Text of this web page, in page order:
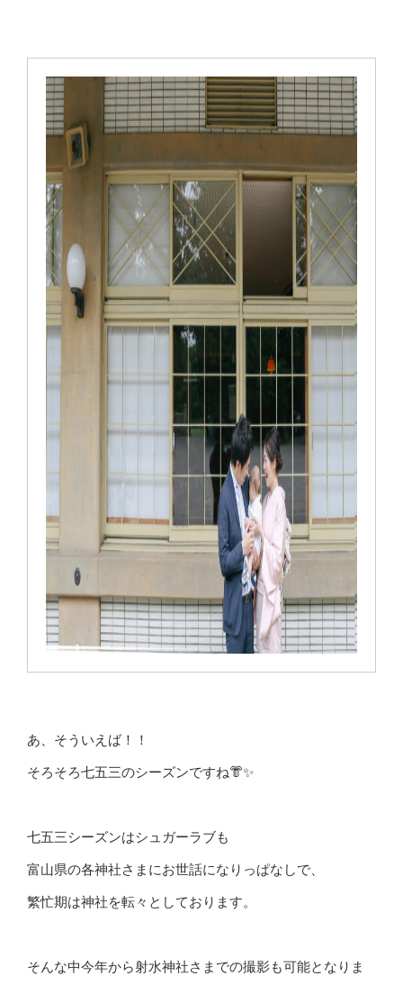
あ、そういえば！！
そろそろ七五三のシーズンですね👘✨
七五三シーズンはシュガーラブも
富山県の各神社さまにお世話になりっぱなしで、
繁忙期は神社を転々としております。
そんな中今年から射水神社さまでの撮影も可能となりま